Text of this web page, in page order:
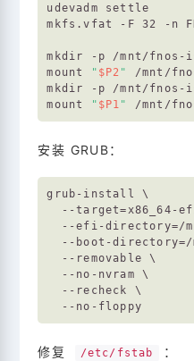
udevadm settle
mkfs.vfat -F 32 -n
mkdir -p /mnt/fnos-
mount
" $P2 "
/mnt/
mkdir -p /mnt/
mount
" $P1 "
安装 GRUB：
grub-install \
--target=x86_64-
--efi-directory=/
--boot-
  --removable \
  --no-nvram \
  --recheck \
修复 /etc/fstab ：